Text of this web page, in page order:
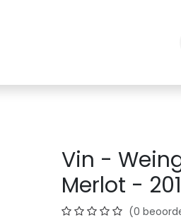
Vin -
Merlot -
(0